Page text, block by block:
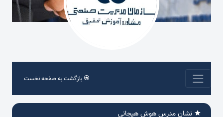
بازگشت به صفحه نخست
نشان مدرس هوش هیجانی